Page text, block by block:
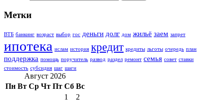
Метки
ВТБ банкинг возраст выбор гос деньги долг дом жильё заем запрет
ипотека ислам история кредит кредиты льготы очередь план
поддержка помощь поручитель развод раздел ремонт семья совет ставки
стоимость субсидия шаг шаги
Август 2026
Пн Вт Ср Чт Пт Сб Вс
1
2